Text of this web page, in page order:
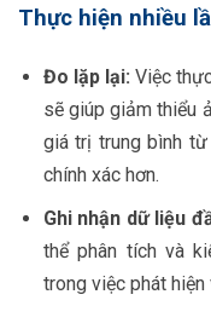
Thực hiện nhiều
Đo lặp lại: Việc
sẽ giúp giảm thiểu
giá trị trung bình
chính xác hơn.
Ghi nhận dữ liệu
thể phân tích và
trong việc phát